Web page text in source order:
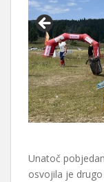
Unatoč
osvojila je